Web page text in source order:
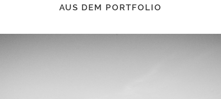
AUS DEM PORTFOLIO